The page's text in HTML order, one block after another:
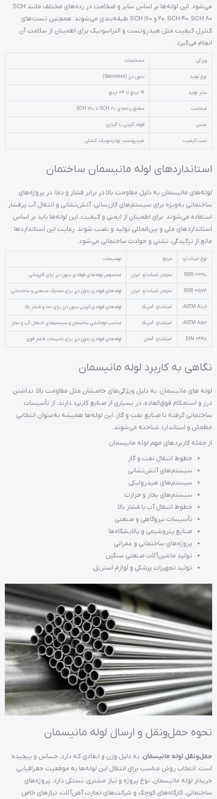
می‌شود. این لوله‌ها بر اساس سایز و ضخامت در رده‌های مختلف مانند SCH
20، SCH 40، SCH 80 و SCH 160 طبقه‌بندی می‌شوند. همچنین تست‌های
کنترل کیفیت مثل هیدروتست و التراسونیک برای اطمینان از سلامت آن
انجام می‌گیرد.
ویژگی مشخصات
نوع تولید بدون درز (Seamless)
سایز تولید ½ اینچ تا 24 اینچ
ضخامت مطابق رده‌های SCH 20 تا SCH 160
جنس فولاد کربنی یا آلیاژی
تست کیفیت هیدروتست، اولتراسونیک، کشش
استانداردهای لوله مانیسمان ساختمان
لوله‌های مانیسمان به دلیل مقاومت بالا در برابر فشار و دما، در پروژه‌های
ساختمانی به‌ویژه برای سیستم‌های گازرسانی، آتش‌نشانی و انتقال آب پرفشار
استفاده می‌شوند. برای اطمینان از ایمنی و کیفیت، این لوله‌ها باید بر اساس
استانداردهای ملی و بین‌المللی تولید و نصب شوند. رعایت این استانداردها
مانع از ترکیدگی، نشتی و حوادث ساختمانی می‌شود.
نوع استاندارد مرجع توضیحات
ISIRI 3360 سازمان استاندارد ایران مخصوص لوله‌های فولادی بدون درز برای گازرسانی
ISIRI 3574 سازمان استاندارد ایران لوله‌های فولادی بدون درز برای مصارف صنعتی و ساختمانی
ASTM A106 استاندارد آمریکا لوله‌های فولادی کربنی بدون درز برای دما و فشار بالا
ASTM A53 استاندارد آمریکا مناسب لوله‌کشی ساختمان و سیستم‌های انتقال آب و بخار
DIN 2448 استاندارد آلمان لوله‌های فولادی بدون درز برای تاسیسات فشار قوی
نگاهی به کاربرد لوله مانیسمان
لوله های مانیسمان، به دلیل ویژگی‌های خاصشان مثل مقاومت بالا، نداشتن
درز و استحکام فوق‌العاده، در بسیاری از صنایع کاربرد دارند. از تأسیسات
ساختمانی گرفته تا صنایع نفت و گاز، این لوله‌ها همیشه به‌عنوان انتخابی
مطمئن و استاندارد شناخته می‌شوند.
از جمله کاربردهای مهم لوله مانیسمان:
خطوط انتقال نفت و گاز
سیستم‌های آتش‌نشانی
سیستم‌های هیدرولیکی
سیستم‌های بخار و حرارت
خطوط انتقال آب با فشار بالا
تأسیسات نیروگاهی و صنعتی
صنایع پتروشیمی و پالایشگاه‌ها
پروژه‌های ساختمانی و عمرانی
تولید ماشین‌آلات صنعتی سنگین
تولید تجهیزات پزشکی و لوازم استریل
نحوه حمل‌ونقل و ارسال لوله مانیسمان
حمل‌ونقل لوله مانیسمان، به دلیل وزن و ابعادی که دارد، حساس و پیچیده
است. انتخاب روش مناسب برای انتقال این لوله‌ها به موقعیت جغرافیایی
خریدار لوله مانیسمان، نوع پروژه و نیاز مشتری، بستگی دارد. پروژه‌های
ساختمانی، کارگاه‌های کوچک و شرکت‌های تجارت آهن‌آلات، نیازهای خاص